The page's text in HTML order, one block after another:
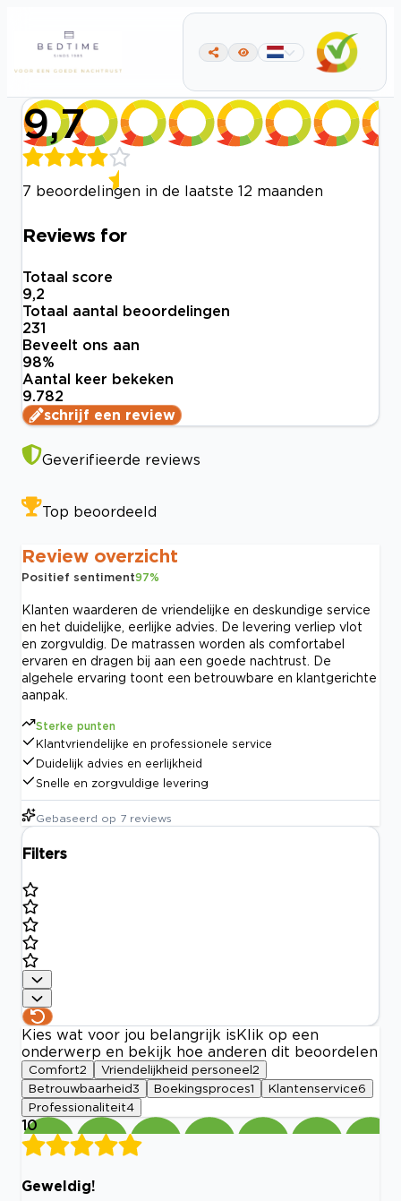
9,7
7 beoordelingen in de laatste 12 maanden
Reviews for
Totaal score
9,2
Totaal aantal beoordelingen
231
Beveelt ons aan
98%
Aantal keer bekeken
9.782
schrijf een review
Geverifieerde reviews
Top beoordeeld
Review overzicht
Positief sentiment97%
Klanten waarderen de vriendelijke en deskundige service
en het duidelijke, eerlijke advies. De levering verliep vlot
en zorgvuldig. De matrassen worden als comfortabel
ervaren en dragen bij aan een goede nachtrust. De
algehele ervaring toont een betrouwbare en klantgerichte
aanpak.
Sterke punten
Klantvriendelijke en professionele service
Duidelijk advies en eerlijkheid
Snelle en zorgvuldige levering
Gebaseerd op 7 reviews
Filters
Kies wat voor jou belangrijk is Klik op een
onderwerp en bekijk hoe anderen dit beoordelen
Comfort2 Vriendelijkheid personeel 2
Betrouwbaarheid3 Boekingsproces1 Klantenservice6
Professionaliteit4
10
Geweldig!